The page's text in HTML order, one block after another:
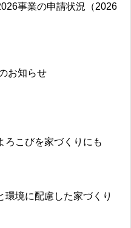
事業の申請状況（2026
お知らせ
ろこびを家づくりにも
環境に配慮した家づくり